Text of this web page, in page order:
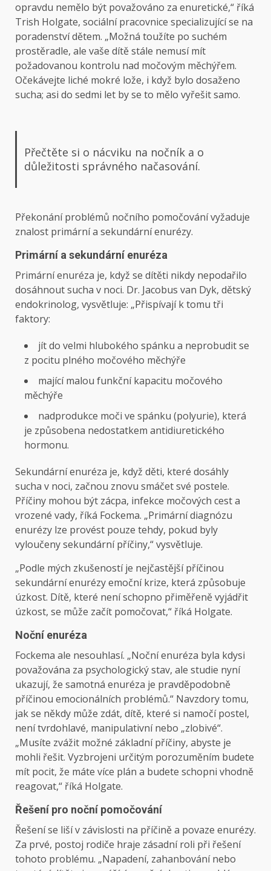
opravdu nemělo být považováno za enuretické,“ říká
Trish Holgate, sociální pracovnice specializující se na
poradenství dětem. „Možná toužíte po suchém
prostěradle, ale vaše dítě stále nemusí mít
požadovanou kontrolu nad močovým měchýřem.
Očekávejte liché mokré lože, i když bylo dosaženo
sucha; asi do sedmi let by se to mělo vyřešit samo.
Přečtěte si o nácviku na nočník a o
důležitosti správného načasování.
Překonání problémů nočního pomočování vyžaduje
znalost primární a sekundární enurézy.
Primární a sekundární enuréza
Primární enuréza je, když se dítěti nikdy nepodařilo
dosáhnout sucha v noci. Dr. Jacobus van Dyk, dětský
endokrinolog, vysvětluje: „Přispívají k tomu tři
faktory:
jít do velmi hlubokého spánku a neprobudit se
z pocitu plného močového měchýře
mající malou funkční kapacitu močového
měchýře
nadprodukce moči ve spánku (polyurie), která
je způsobena nedostatkem antidiuretického
hormonu.
Sekundární enuréza je, když děti, které dosáhly
sucha v noci, začnou znovu smáčet své postele.
Příčiny mohou být zácpa, infekce močových cest a
vrozené vady, říká Fockema. „Primární diagnózu
enurézy lze provést pouze tehdy, pokud byly
vyloučeny sekundární příčiny,“ vysvětluje.
„Podle mých zkušeností je nejčastější příčinou
sekundární enurézy emoční krize, která způsobuje
úzkost. Dítě, které není schopno přiměřeně vyjádřit
úzkost, se může začít pomočovat,“ říká Holgate.
Noční enuréza
Fockema ale nesouhlasí. „Noční enuréza byla kdysi
považována za psychologický stav, ale studie nyní
ukazují, že samotná enuréza je pravděpodobně
příčinou emocionálních problémů.“ Navzdory tomu,
jak se někdy může zdát, dítě, které si namočí postel,
není tvrdohlavé, manipulativní nebo „zlobivé“.
„Musíte zvážit možné základní příčiny, abyste je
mohli řešit. Vyzbrojeni určitým porozuměním budete
mít pocit, že máte více plán a budete schopni vhodně
reagovat,“ říká Holgate.
Řešení pro noční pomočování
Řešení se liší v závislosti na příčině a povaze enurézy.
Za prvé, postoj rodiče hraje zásadní roli při řešení
tohoto problému. „Napadení, zahanbování nebo